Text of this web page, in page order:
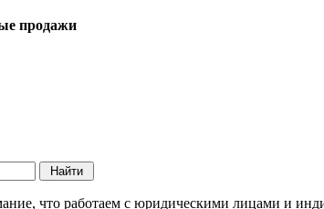
продажи
что работаем с юридическими лицами и